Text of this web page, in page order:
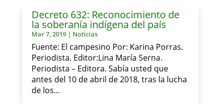
Decreto 632: Reconocimiento de
la soberanía indígena del país
Mar 7, 2019| Noticias
Fuente: El campesino Por: Karina Porras.
Periodista. Editor:Lina María Serna.
Periodista – Editora. Sabía usted que
antes del 10 de abril de 2018, tras la lucha
de los...